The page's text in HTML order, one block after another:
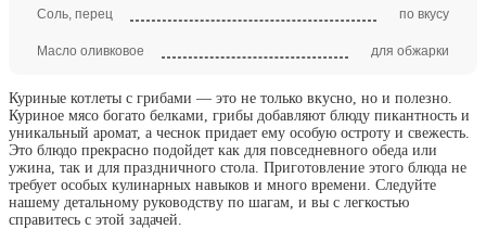
Соль, перец по вкусу
Масло оливковое для обжарки
Куриные котлеты с грибами — это не только вкусно, но и полезно.
Куриное мясо богато белками, грибы добавляют блюду пикантность и
уникальный аромат, а чеснок придает ему особую остроту и свежесть.
Это блюдо прекрасно подойдет как для повседневного обеда или
ужина, так и для праздничного стола. Приготовление этого блюда не
требует особых кулинарных навыков и много времени. Следуйте
нашему детальному руководству по шагам, и вы с легкостью
справитесь с этой задачей.